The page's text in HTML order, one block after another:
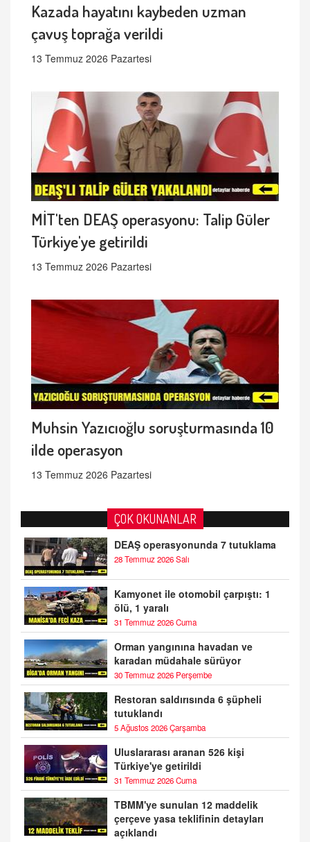
Kazada hayatını kaybeden uzman
çavuş toprağa verildi
13 Temmuz 2026 Pazartesi
MİT'ten DEAŞ operasyonu: Talip Güler
Türkiye'ye getirildi
13 Temmuz 2026 Pazartesi
Muhsin Yazıcıoğlu soruşturmasında 10
ilde operasyon
13 Temmuz 2026 Pazartesi
ÇOK OKUNANLAR
DEAŞ operasyonunda 7 tutuklama
28 Temmuz 2026 Salı
Kamyonet ile otomobil çarpıştı: 1
ölü, 1 yaralı
31 Temmuz 2026 Cuma
Orman yangınına havadan ve
karadan müdahale sürüyor
30 Temmuz 2026 Perşembe
Restoran saldırısında 6 şüpheli
tutuklandı
5 Ağustos 2026 Çarşamba
Uluslararası aranan 526 kişi
Türkiye'ye getirildi
31 Temmuz 2026 Cuma
TBMM'ye sunulan 12 maddelik
çerçeve yasa teklifinin detayları
açıklandı